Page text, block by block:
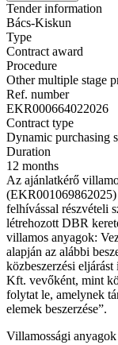
Tender information
Bács-Kiskun
Type
Contract award
Procedure
Other multiple stage
Ref. number
EKR000664022026
Contract type
Dynamic purchasing
Duration
12 months
Az ajánlatkérő
(EKR001069862025)
felhívással részvételi
létrehozott DBR
villamos anyagok:
alapján az alábbi
közbeszerzési
Kft. vevőként, mint
folytat le, amelynek
elemek beszerzése”.
Villamossági